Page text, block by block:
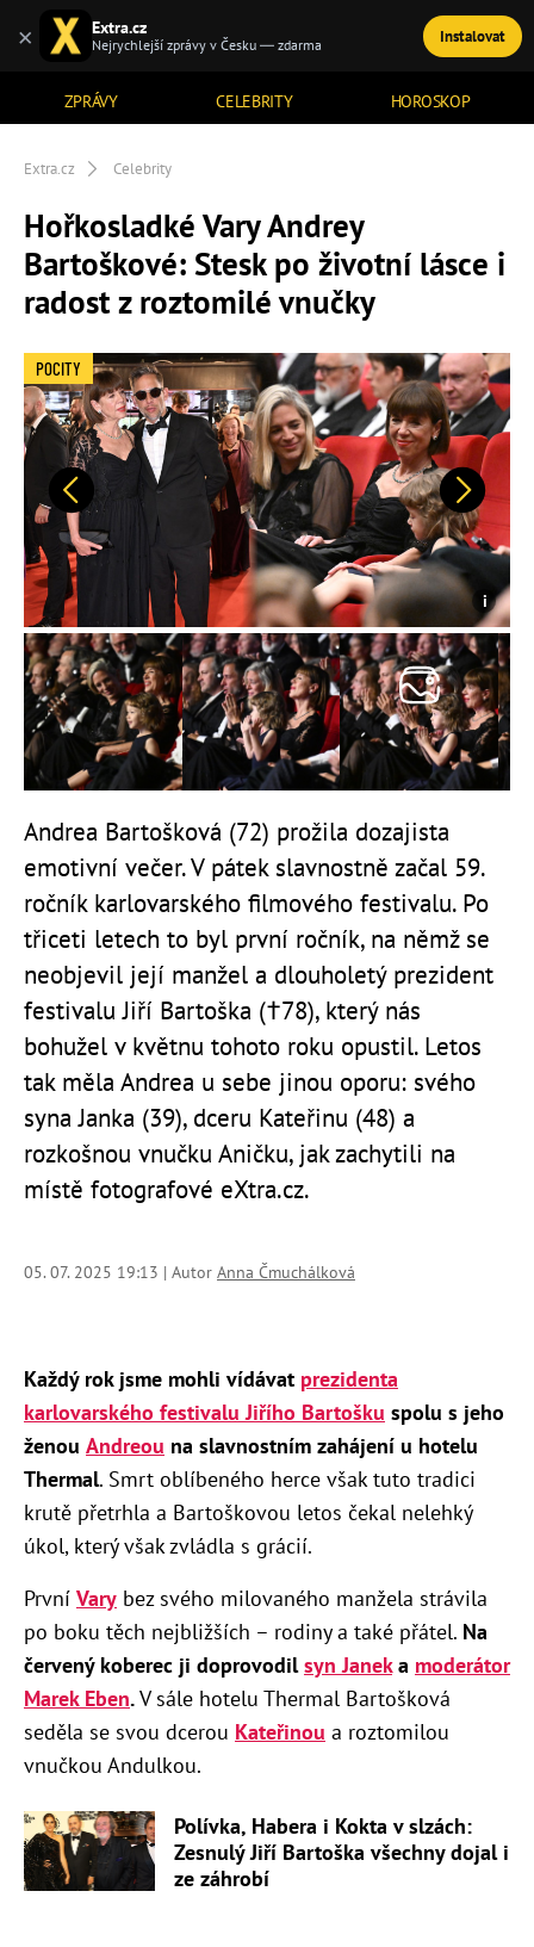
ZPRÁVY CELEBRITY HOROSKOP
TÉMATA
Extra.cz Celebrity
Hořkosladké Vary Andrey
Bartoškové: Stesk po životní lásce i
radost z roztomilé vnučky
Předchozí Další
POCITY
Andrea Bartošková (72) prožila dozajista
emotivní večer. V pátek slavnostně začal 59.
ročník karlovarského filmového festivalu. Po
třiceti letech to byl první ročník, na němž se
neobjevil její manžel a dlouholetý prezident
festivalu Jiří Bartoška (†78), který nás
bohužel v květnu tohoto roku opustil. Letos
tak měla Andrea u sebe jinou oporu: svého
syna Janka (39), dceru Kateřinu (48) a
rozkošnou vnučku Aničku, jak zachytili na
místě fotografové eXtra.cz.
05. 07. 2025 19:13 | Autor Anna Čmuchálková
Každý rok jsme mohli vídávat prezidenta
karlovarského festivalu Jiřího Bartošku spolu s jeho
ženou Andreou na slavnostním zahájení u hotelu
Thermal. Smrt oblíbeného herce však tuto tradici
krutě přetrhla a Bartoškovou letos čekal nelehký
úkol, který však zvládla s grácií.
První Vary bez svého milovaného manžela strávila
po boku těch nejbližších – rodiny a také přátel. Na
červený koberec ji doprovodilsyn Janeka moderátor
Marek Eben.V sále hotelu Thermal Bartošková
seděla se svou dcerou Kateřinou a roztomilou
vnučkou Andulkou.
Polívka, Habera i Kokta v slzách:
Zesnulý Jiří Bartoška všechny dojal i
ze záhrobí
× Extra.cz
Nejrychlejší zprávy v Česku — zdarma Instalovat